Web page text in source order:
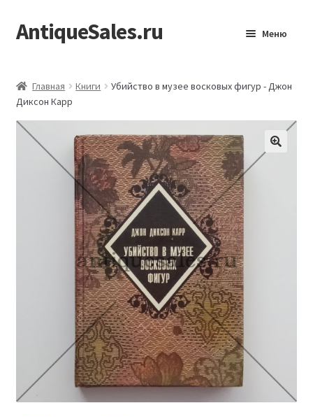
Перейти
к
Перейти
к
AntiqueSales.ru Меню
Главная Книги
Убийство в музее восковых фигур - Джон
Диксон Карр